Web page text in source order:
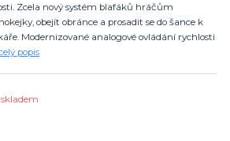
Zcela nový systém blafáků hráčům
obejít obránce a prosadit se do šance k
Modernizované analogové ovládání rychlosti
popis